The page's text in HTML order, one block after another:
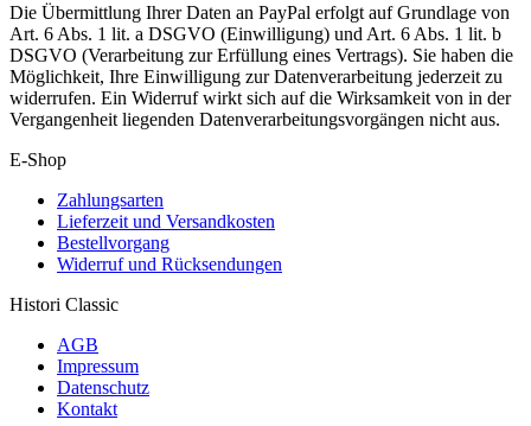
Die Übermittlung Ihrer Daten an PayPal erfolgt auf Grundlage von
Art. 6 Abs. 1 lit. a DSGVO (Einwilligung) und Art. 6 Abs. 1 lit. b
DSGVO (Verarbeitung zur Erfüllung eines Vertrags). Sie haben die
Möglichkeit, Ihre Einwilligung zur Datenverarbeitung jederzeit zu
widerrufen. Ein Widerruf wirkt sich auf die Wirksamkeit von in der
Vergangenheit liegenden Datenverarbeitungsvorgängen nicht aus.
E-Shop
Zahlungsarten
Lieferzeit und Versandkosten
Bestellvorgang
Widerruf und Rücksendungen
Histori Classic
AGB
Impressum
Datenschutz
Kontakt